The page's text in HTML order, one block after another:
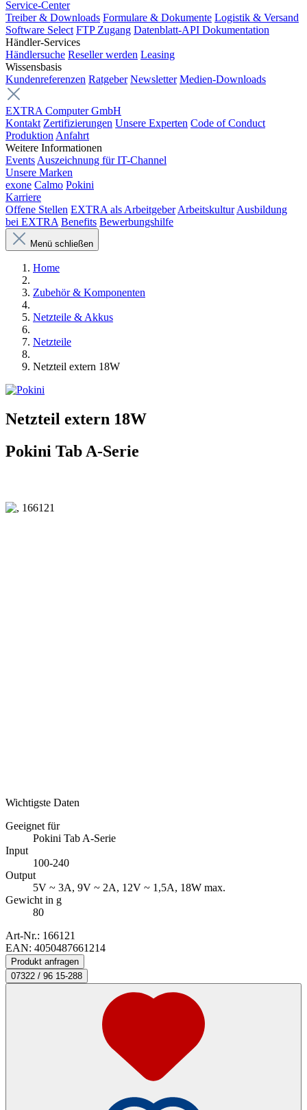
Service-Center
Treiber & Downloads Formulare & Dokumente Logistik & Versand
Software Select FTP Zugang Datenblatt-API Dokumentation
Händler-Services
Händlersuche Reseller werden Leasing
Wissensbasis
Kundenreferenzen Ratgeber Newsletter Medien-Downloads
EXTRA Computer GmbH
Kontakt Zertifizierungen Unsere Experten Code of Conduct
Produktion Anfahrt
Weitere Informationen
Events Auszeichnung für IT-Channel
Unsere Marken
exone Calmo Pokini
Karriere
Offene Stellen EXTRA als Arbeitgeber Arbeitskultur Ausbildung
bei EXTRA Benefits Bewerbungshilfe
Menü schließen
Home
Zubehör & Komponenten
Netzteile & Akkus
Netzteile
Netzteil extern 18W
Netzteil extern 18W
Pokini Tab A-Serie
Wichtigste Daten
Geeignet für
Pokini Tab A-Serie
Input
100-240
Output
5V ~ 3A, 9V ~ 2A, 12V ~ 1,5A, 18W max.
Gewicht in g
80
Art-Nr.: 166121
EAN: 4050487661214
Produkt anfragen
07322 / 96 15-288